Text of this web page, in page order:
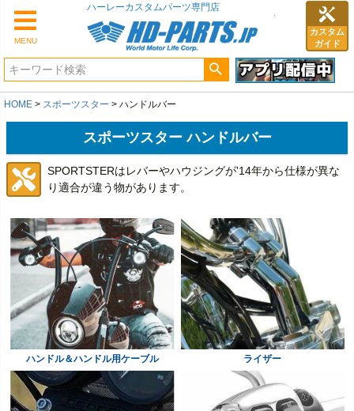
MENU
カスタム
ガイド
HOME スポーツスター ハンドルバー
スポーツスター ハンドルバー
SPORTSTERはレバーやハウジングが'14年から仕様が異な
り適合が違う物があります。
ハンドル＆ハンドル用ケーブル ライザー